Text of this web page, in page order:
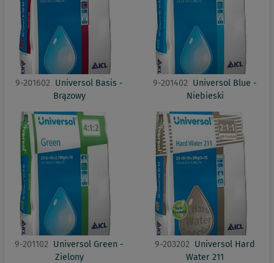
9-201602 Universol Basis -
Brązowy
9-201402 Universol Blue -
Niebieski
9-201102 Universol Green -
Zielony
9-203202 Universol Hard
Water 211